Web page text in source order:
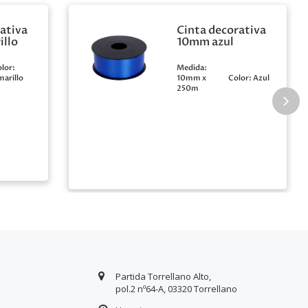
Cinta decorativa
10mm azul
Medida:
10mm x
250m
Color: Azul
Partida Torrellano Alto,
pol.2 nº64-A, 03320 Torrellano